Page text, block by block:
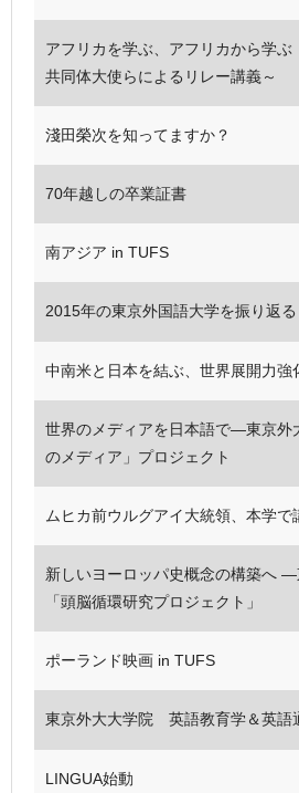
アフリカを学ぶ、アフリカから学ぶ
共同体大使らによるリレー講義～
淺田榮次を知ってますか？
70年越しの卒業証書
南アジア in TUFS
2015年の東京外国語大学を振り返る
中南米と日本を結ぶ、世界展開力強
世界のメディアを日本語で―東京外
のメディア」プロジェクト
ムヒカ前ウルグアイ大統領、本学で
新しいヨーロッパ史概念の構築へ
「頭脳循環研究プロジェクト」
ポーランド映画 in TUFS
東京外大大学院 英語教育学＆英語
LINGUA始動